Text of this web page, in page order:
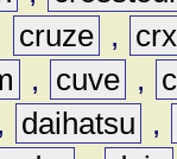
cruze ,
crx
, cuve ,
, daihatsu
,